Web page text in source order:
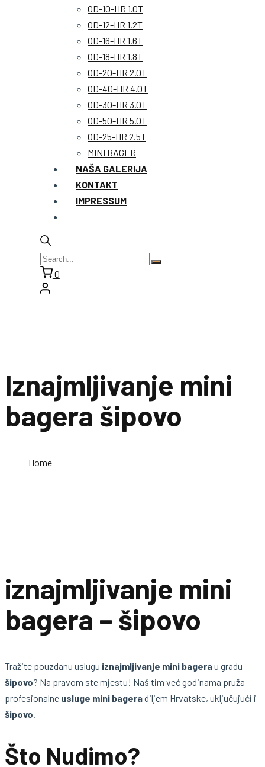
OD-10-HR 1.0T
OD-12-HR 1.2T
OD-16-HR 1.6T
OD-18-HR 1.8T
OD-20-HR 2.0T
OD-40-HR 4.0T
OD-30-HR 3.0T
OD-50-HR 5.0T
OD-25-HR 2.5T
MINI BAGER
NAŠA GALERIJA
KONTAKT
IMPRESSUM
0
Iznajmljivanje mini
bagera šipovo
Home
iznajmljivanje mini
bagera – šipovo
Tražite pouzdanu uslugu iznajmljivanje mini bagerau gradu
šipovo? Na pravom ste mjestu! Naš tim već godinama pruža
profesionalne usluge mini bageradiljem Hrvatske, uključujući i
šipovo
Što Nudimo?